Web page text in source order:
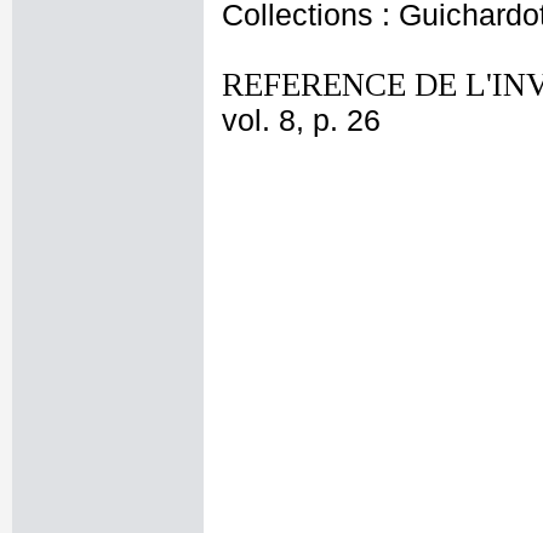
Collections :
REFERENCE DE
vol. 8, p. 26